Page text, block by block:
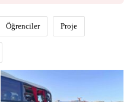
Öğrenciler Proje